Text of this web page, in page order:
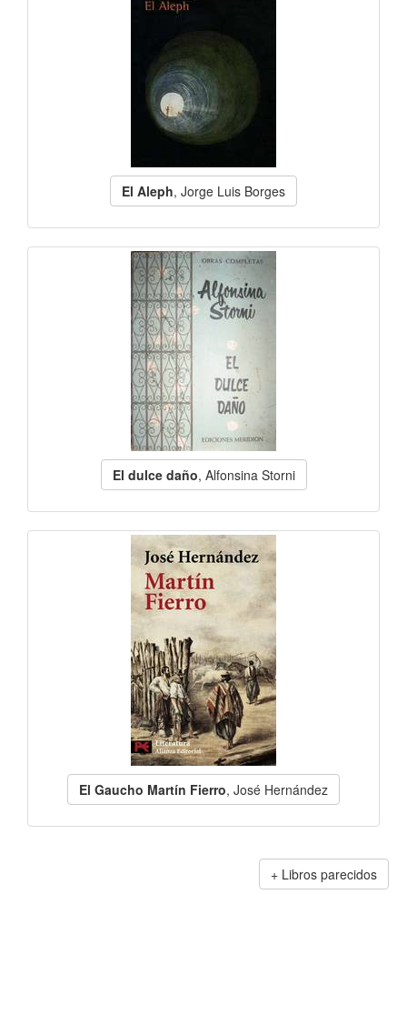
El Aleph, Jorge Luis Borges
El dulce daño, Alfonsina Storni
El Gaucho Martín Fierro, José Hernández
Libros parecidos